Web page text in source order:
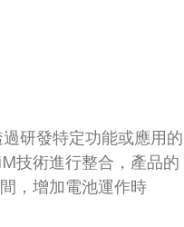
研發特定功能或應用的
技術進行整合，產品的
，增加電池運作時